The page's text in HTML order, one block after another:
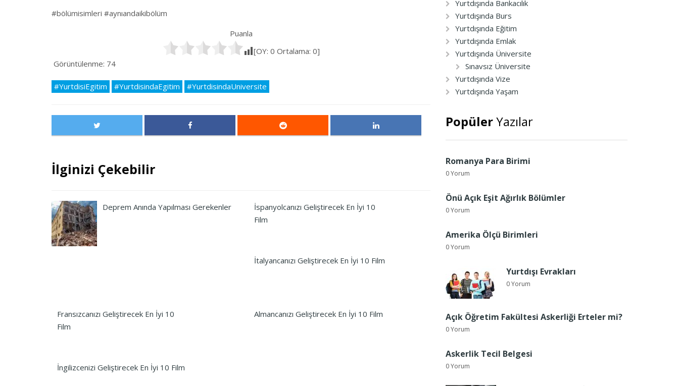
#bölümisimleri #aynıandaikibölüm
Puanla
[OY: 0 Ortalama: 0]
Görüntülenme: 74
#YurtdisiEgitim #YurtdisindaEgitim #YurtdisindaUniversite
İlginizi Çekebilir
Deprem Anında Yapılması Gerekenler
İspanyolcanızı Geliştirecek En İyi 10
Film
İtalyancanızı Geliştirecek En İyi 10 Film
Fransızcanızı Geliştirecek En İyi 10
Film
Almancanızı Geliştirecek En İyi 10 Film
İngilizcenizi Geliştirecek En İyi 10 Film
Yurtdışında Bankacılık
Yurtdışında Burs
Yurtdışında Eğitim
Yurtdışında Emlak
Yurtdışında Üniversite
Sınavsız Üniversite
Yurtdışında Vize
Yurtdışında Yaşam
PopülerYazılar
Romanya Para Birimi
0 Yorum
Önü Açık Eşit Ağırlık Bölümler
0 Yorum
Amerika Ölçü Birimleri
0 Yorum
Yurtdışı Evrakları
0 Yorum
Açık Öğretim Fakültesi Askerliği Erteler mi?
0 Yorum
Askerlik Tecil Belgesi
0 Yorum